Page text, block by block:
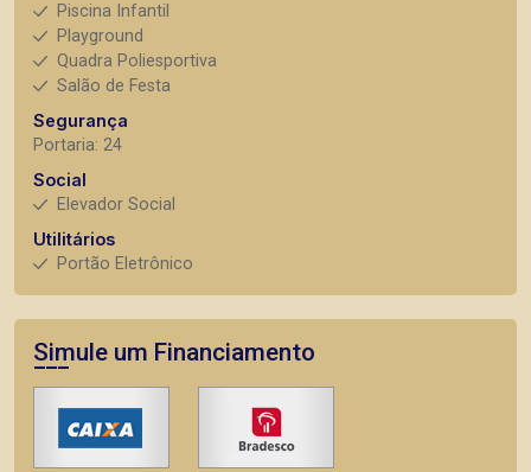
Piscina Infantil
Playground
Quadra Poliesportiva
Salão de Festa
Segurança
Portaria: 24
Social
Elevador Social
Utilitários
Portão Eletrônico
Simule um Financiamento